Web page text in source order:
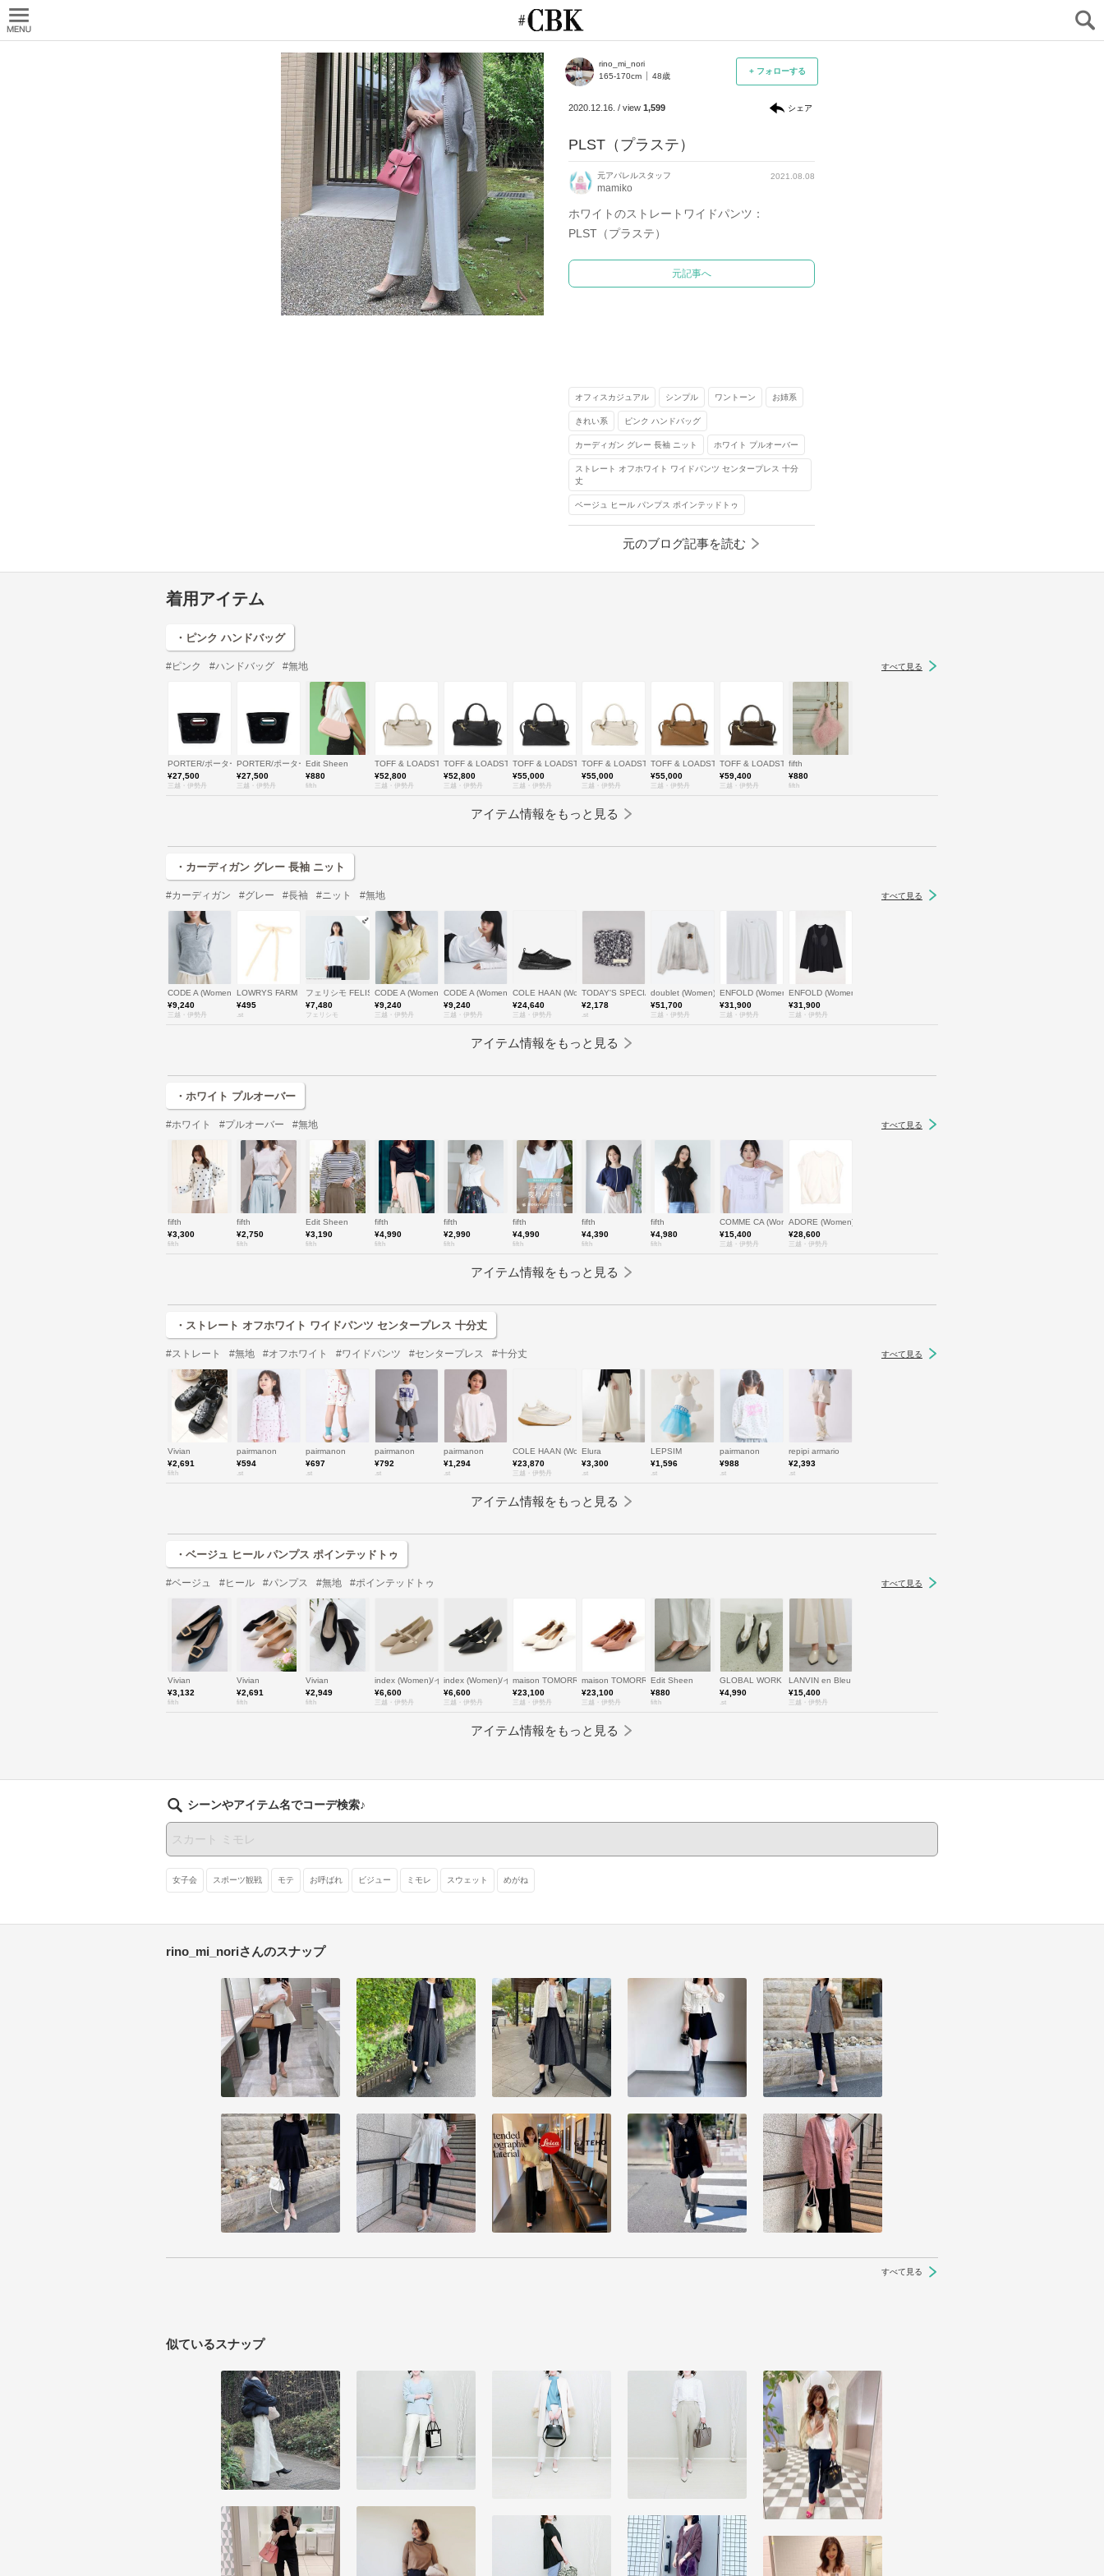
+ フォローする
rino_mi_nori
165-170cm
48歳
2020.12.16. / view 1,599 シェア
PLST（プラステ）
元アパレルスタッフ
mamiko
2021.08.08
ホワイトのストレートワイドパンツ：
PLST（プラステ）
元記事へ
オフィスカジュアル シンプル ワントーン お姉系
きれい系 ピンク ハンドバッグ
カーディガン グレー 長袖 ニット ホワイト プルオーバー
ストレート オフホワイト ワイドパンツ センタープレス 十分
丈
ベージュ ヒール パンプス ポインテッドトゥ
元のブログ記事を読む
着用アイテム
・ピンク ハンドバッグ
#ピンク #ハンドバッグ #無地 すべて見る
PORTER/ポーター
¥27,500
三越・伊勢丹
PORTER/ポーター
¥27,500
三越・伊勢丹
Edit Sheen
¥880
fifth
TOFF & LOADSTONE (Women/Men)/トフ＆ロードストーン
¥52,800
三越・伊勢丹
TOFF & LOADSTONE (Women/Men)/トフ＆ロードストーン
¥52,800
三越・伊勢丹
TOFF & LOADSTONE (Women/Men)/トフ＆ロードストーン
¥55,000
三越・伊勢丹
TOFF & LOADSTONE (Women/Men)/トフ＆ロードストーン
¥55,000
三越・伊勢丹
TOFF & LOADSTONE (Women/Men)/トフ＆ロードストーン
¥55,000
三越・伊勢丹
TOFF & LOADSTONE (Women/Men)/トフ＆ロードストーン
¥59,400
三越・伊勢丹
fifth
¥880
fifth
アイテム情報をもっと見る
・カーディガン グレー 長袖 ニット
#カーディガン #グレー #長袖 #ニット #無地 すべて見る
CODE A (Women)/コードエー
¥9,240
三越・伊勢丹
LOWRYS FARM
¥495
.st
フェリシモ FELISSIMO
¥7,480
フェリシモ
CODE A (Women)/コードエー
¥9,240
三越・伊勢丹
CODE A (Women)/コードエー
¥9,240
三越・伊勢丹
COLE HAAN (Women)/コール ハーン
¥24,640
三越・伊勢丹
TODAY'S SPECIAL
¥2,178
.st
doublet (Women)/ダブレット
¥51,700
三越・伊勢丹
ENFOLD (Women)/エンフォルド
¥31,900
三越・伊勢丹
ENFOLD (Women)/エンフォルド
¥31,900
三越・伊勢丹
アイテム情報をもっと見る
・ホワイト プルオーバー
#ホワイト #プルオーバー #無地 すべて見る
fifth
¥3,300
fifth
fifth
¥2,750
fifth
Edit Sheen
¥3,190
fifth
fifth
¥4,990
fifth
fifth
¥2,990
fifth
fifth
¥4,990
fifth
fifth
¥4,390
fifth
fifth
¥4,980
fifth
COMME CA (Women)/コムサ
¥15,400
三越・伊勢丹
ADORE (Women)/アドーア
¥28,600
三越・伊勢丹
アイテム情報をもっと見る
・ストレート オフホワイト ワイドパンツ センタープレス 十分丈
#ストレート #無地 #オフホワイト #ワイドパンツ #センタープレス #十分丈 すべて見る
Vivian
¥2,691
fifth
pairmanon
¥594
.st
pairmanon
¥697
.st
pairmanon
¥792
.st
pairmanon
¥1,294
.st
COLE HAAN (Women)/コール ハーン
¥23,870
三越・伊勢丹
Elura
¥3,300
.st
LEPSIM
¥1,596
.st
pairmanon
¥988
.st
repipi armario
¥2,393
.st
アイテム情報をもっと見る
・ベージュ ヒール パンプス ポインテッドトゥ
#ベージュ #ヒール #パンプス #無地 #ポインテッドトゥ すべて見る
Vivian
¥3,132
fifth
Vivian
¥2,691
fifth
Vivian
¥2,949
fifth
index (Women)/インデックス
¥6,600
三越・伊勢丹
index (Women)/インデックス
¥6,600
三越・伊勢丹
maison TOMORROWLAND/メゾン トゥモローランド
¥23,100
三越・伊勢丹
maison TOMORROWLAND/メゾン トゥモローランド
¥23,100
三越・伊勢丹
Edit Sheen
¥880
fifth
GLOBAL WORK
¥4,990
.st
LANVIN en Bleu (Women)/ランバン オン ブルー
¥15,400
三越・伊勢丹
アイテム情報をもっと見る
シーンやアイテム名でコーデ検索♪
女子会 スポーツ観戦 モテ お呼ばれ ビジュー ミモレ スウェット めがね
rino_mi_noriさんのスナップ
すべて見る
似ているスナップ